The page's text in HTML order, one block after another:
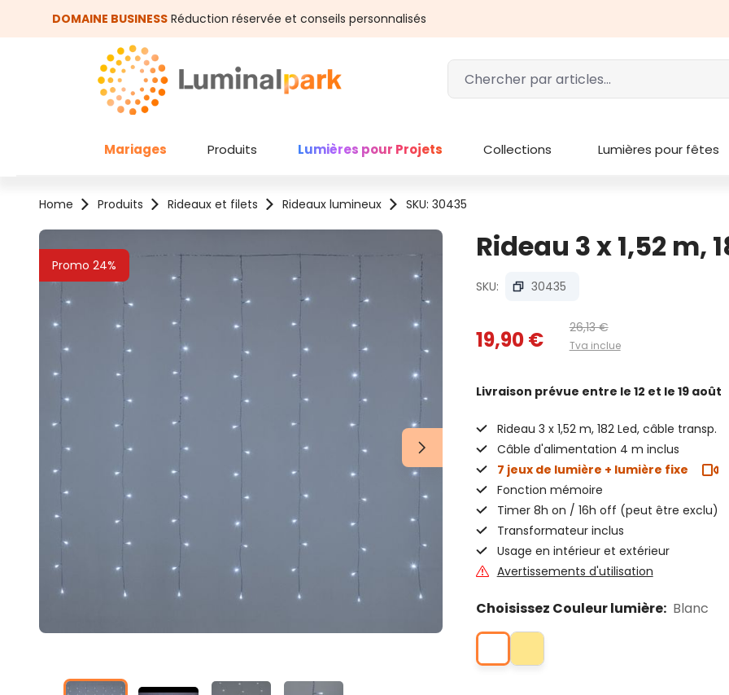
au contenu principal
Passer à la recherche
DOMAINE BUSINESS Réduction réservée et conseils personnalisés
Mariages Produits Lumières pour Projets Collections Lumières pour fêtes
Home Produits Rideaux et filets Rideaux lumineux SKU: 30435
Promo 24%
Ignorer la galerie d'images Rideau 3 x 1,52 m,
SKU: 30435
19,90 € 26,13 €
Tva inclue
Livraison prévue entre le 12 et le 19 août
Rideau 3 x 1,52 m, 182 Led, câble transp.
Câble d'alimentation 4 m inclus
7 jeux de lumière + lumière fixe
Fonction mémoire
Timer 8h on / 16h off (peut être exclu)
Transformateur inclus
Usage en intérieur et extérieur
Avertissements d'utilisation
Choisissez Couleur lumière: Blanc